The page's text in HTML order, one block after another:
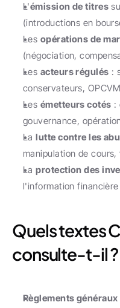
L'émission de titres
(introductions en
Les opérations de
(négociation,
Les acteurs régulés :
conservateurs,
Les émetteurs cotés :
gouvernance,
La lutte contre les
manipulation de
La protection des
l'information financière
Quels textes
consulte-t-il ?
Règlements généraux